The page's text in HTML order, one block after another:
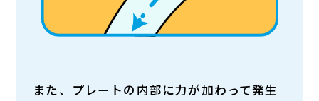
また、プレートの内部に力が加わって発生